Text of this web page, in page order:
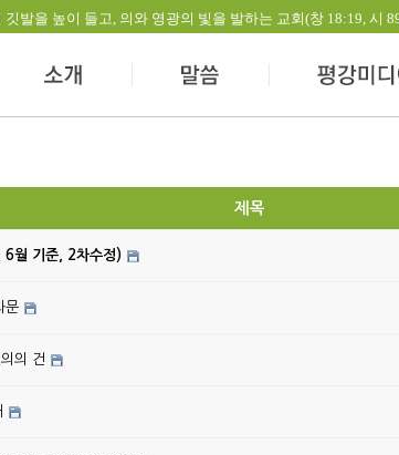
발을 높이 들고, 의와 영광의 빛을 발하는 교회(창 18:19, 시
제목
6월 기준, 2차수정)
문
의 건